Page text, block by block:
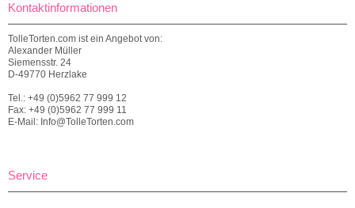
Kontaktinformationen
TolleTorten.com ist ein Angebot von:
Alexander Müller
Siemensstr. 24
D-49770 Herzlake
Tel.: +49 (0)5962 77 999 12
Fax: +49 (0)5962 77 999 11
E-Mail: Info@TolleTorten.com
Service